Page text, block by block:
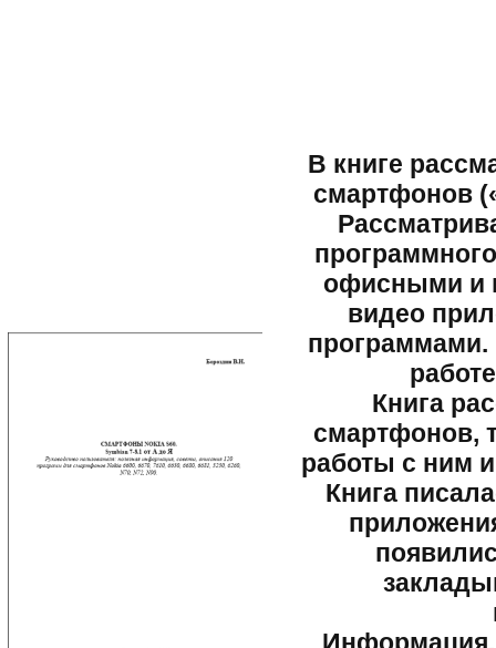
В книге
смартфонов
офисными и
видео
программами.
Книга
смартфонов,
работы с ним
Книга